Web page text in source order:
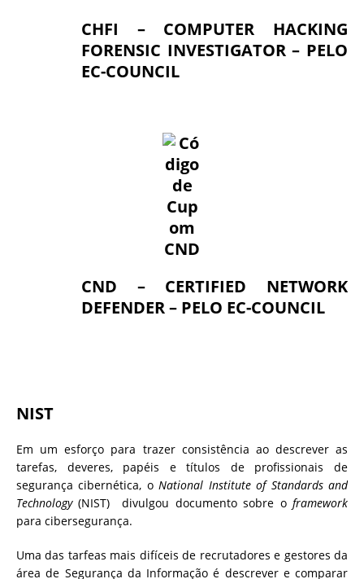
CHFI – COMPUTER HACKING
FORENSIC INVESTIGATOR – PELO
EC-COUNCIL
CND – CERTIFIED NETWORK
DEFENDER – PELO EC-COUNCIL
NIST
Em um esforço para trazer consistência ao descrever as
tarefas, deveres, papéis e títulos de profissionais de
segurança cibernética, oNational Institute of Standards and
Technology(NIST) divulgou documento sobre o framework
para cibersegurança.
Uma das tarfeas mais difíceis de recrutadores e gestores da
área de Segurança da Informação é descrever e comparar